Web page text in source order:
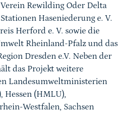
Rewilding Oder Delta
Haseniederung e. V.
Herford e. V. sowie die
Rheinland-Pfalz und das
Dresden e.V. Neben der
das Projekt weitere
Landesumweltministerien
Hessen (HMLU),
Westfalen, Sachsen